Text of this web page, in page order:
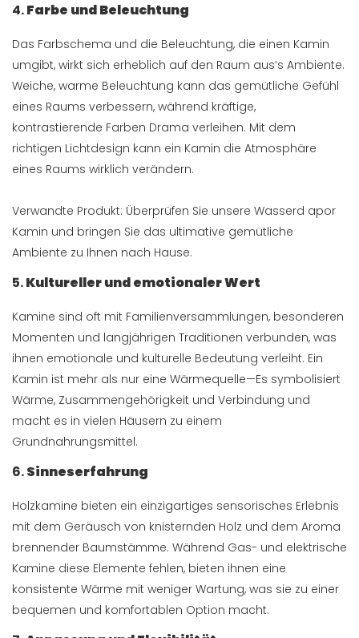
4.Farbe und Beleuchtung
Das Farbschema und die Beleuchtung, die einen Kamin
umgibt, wirkt sich erheblich auf den Raum aus’s Ambiente.
Weiche, warme Beleuchtung kann das gemütliche Gefühl
eines Raums verbessern, während kräftige,
kontrastierende Farben Drama verleihen. Mit dem
richtigen Lichtdesign kann ein Kamin die Atmosphäre
eines Raums wirklich verändern.
Verwandte Produkt: Überprüfen Sie unsere Wasserd apor
Kamin und bringen Sie das ultimative gemütliche
Ambiente zu Ihnen nach Hause.
5.Kultureller und emotionaler Wert
Kamine sind oft mit Familienversammlungen, besonderen
Momenten und langjährigen Traditionen verbunden, was
ihnen emotionale und kulturelle Bedeutung verleiht. Ein
Kamin ist mehr als nur eine Wärmequelle—Es symbolisiert
Wärme, Zusammengehörigkeit und Verbindung und
macht es in vielen Häusern zu einem
Grundnahrungsmittel.
6.Sinneserfahrung
Holzkamine bieten ein einzigartiges sensorisches Erlebnis
mit dem Geräusch von knisternden Holz und dem Aroma
brennender Baumstämme. Während Gas- und elektrische
Kamine diese Elemente fehlen, bieten ihnen eine
konsistente Wärme mit weniger Wartung, was sie zu einer
bequemen und komfortablen Option macht.